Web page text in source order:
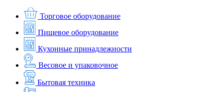
Торговое оборудование
Пищевое оборудование
Кухонные принадлежности
Весовое и упаковочное
Бытовая техника